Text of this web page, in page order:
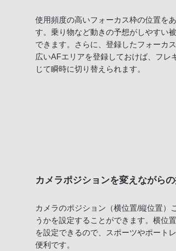
使用頻度の高いフォーカス枠の位置を
す。乗り物など動きの予想がしやすい
できます。さらに、登録したフォーカ
広いAFエリアを登録しておけば、フ
じて瞬時に切り替えられます。
カメラポジションを変えながら
カメラのポジション（横位置/縦位置）
うかを設定することができます。横位
を設定できるので、スポーツやポート
便利です。